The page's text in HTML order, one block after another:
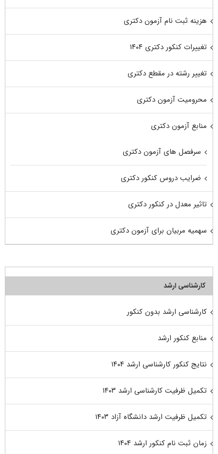
هزینه ثبت نام آزمون دکتری
تغییرات کنکور دکتری ۱۴۰۴
تغییر رشته در مقطع دکتری
محرومیت آزمون دکتری
منابع آزمون دکتری
سرفصل های آزمون دکتری
ضرایب دروس کنکور دکتری
تاثیر معدل در کنکور دکتری
سهمیه مربیان برای آزمون دکتری
کارشناسی ارشد
کارشناسی ارشد بدون کنکور
منابع کنکور ارشد
نتایج کنکور کارشناسی ارشد ۱۴۰۴
تکمیل ظرفیت کارشناسی ارشد ۱۴۰۳
تکمیل ظرفیت ارشد دانشگاه آزاد ۱۴۰۳
زمان ثبت نام کنکور ارشد ۱۴۰۴